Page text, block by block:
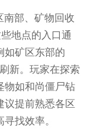
南部、矿物回收
地点的入口通
如矿区东部的
新。玩家在探索
物如和尚僵尸钻
议提前熟悉各区
找效率。